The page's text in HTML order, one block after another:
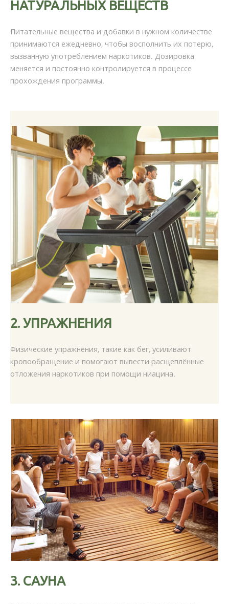
НАТУРАЛЬНЫХ ВЕЩЕСТВ
Питательные вещества и добавки в нужном количестве
принимаются ежедневно, чтобы восполнить их потерю,
вызванную употреблением наркотиков. Дозировка
меняется и постоянно контролируется в процессе
прохождения программы.
2. УПРАЖНЕНИЯ
Физические упражнения, такие как бег, усиливают
кровообращение и помогают вывести расщеплённые
отложения наркотиков при помощи ниацина.
3. САУНА